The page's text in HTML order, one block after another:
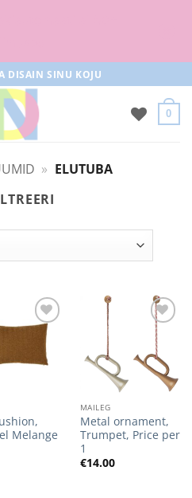
DISAIN SINU KOJU
0
» ELUTUBA
Lisa
Melange
Lisa
soovilisti
MAILEG
Metal ornament,
Trumpet, Price per
1
€14.00